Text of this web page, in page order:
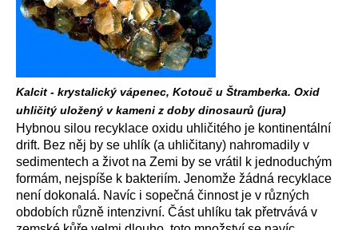
Kalcit - krystalický vápenec, Kotouč u Štramberka. Oxid
uhličitý uložený v kameni z doby dinosaurů (jura)
Hybnou silou recyklace oxidu uhličitého je kontinentální
drift. Bez něj by se uhlík (a uhličitany) nahromadily v
sedimentech a život na Zemi by se vrátil k jednoduchým
formám, nejspíše k bakteriím. Jenomže žádná recyklace
není dokonalá. Navíc i sopečná činnost je v různých
obdobích různě intenzivní. Část uhlíku tak přetrvává v